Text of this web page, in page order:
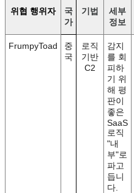
위협 행위자
국
가
기법
세부
정보
FrumpyToad
중
국
로직
기반
C2
감지
를 회
피하
기 위
해 평
판이
좋은
SaaS
로직
"내
부"로
파고
듭니
다.